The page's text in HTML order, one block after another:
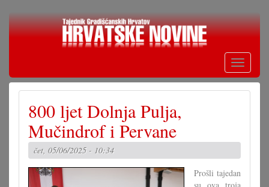
Skoči
Toggle
800 ljet Dolnja Pulja,
Mučindrof i Pervane
čet, 05/06/2025 - 10:34
Prošli tajedan